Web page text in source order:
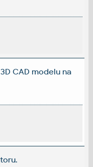
CAD modelu na